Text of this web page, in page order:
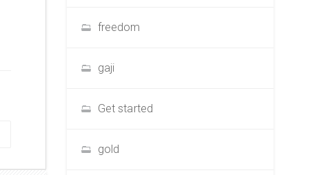
freedom
gaji
Get started
gold